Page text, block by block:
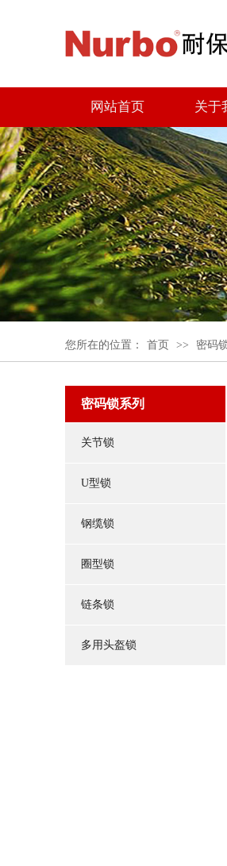
网站首页 关于
您所在的位置： 首页 >> 密码
密码锁系列
关节锁
U型锁
钢缆锁
圈型锁
链条锁
多用头盔锁